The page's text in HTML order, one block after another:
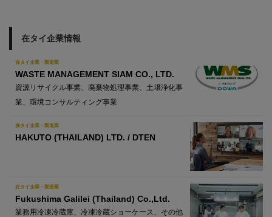
在タイ企業情報
在タイ企業・製造業
WASTE MANAGEMENT SIAM CO., LTD.
資源リサイクル事業、廃棄物処理事業、土壌浄化事
業、環境コンサルティング事業
在タイ企業・製造業
HAKUTO (THAILAND) LTD. / DTEN
在タイ企業・製造業
Fukushima Galilei (Thailand) Co.,Ltd.
業務用冷凍冷蔵庫、冷凍冷蔵ショーケース、その他